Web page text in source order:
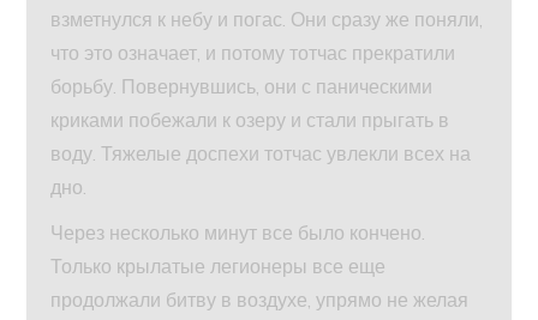
взметнулся к небу и погас. Они сразу же поняли,
что это означает, и потому тотчас прекратили
борьбу. Повернувшись, они с паническими
криками побежали к озеру и стали прыгать в
воду. Тяжелые доспехи тотчас увлекли всех на
дно.
Через несколько минут все было кончено.
Только крылатые легионеры все еще
продолжали битву в воздухе, упрямо не желая